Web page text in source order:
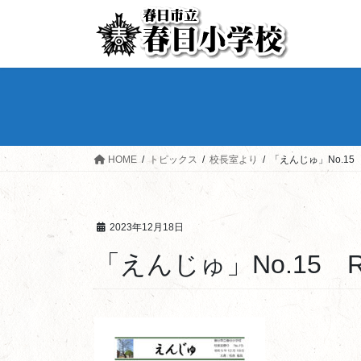
HOME トピックス 校長室より 「えんじゅ」
2023年12月18日
「えんじゅ」No.15